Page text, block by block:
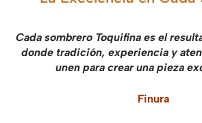
Cada sombrero Toquifina es el
donde tradición, experiencia y
unen para crear una pieza
Finura